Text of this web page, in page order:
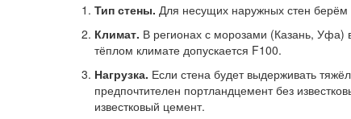
Тип стены. Для несущих наружных стен
Климат. В регионах с морозами (Казань, Уфа)
тёплом климате допускается F100.
Нагрузка. Если стена будет выдерживать
предпочтителен портландцемент без
известковый цемент.